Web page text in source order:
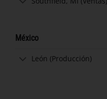
México
León (Producción)